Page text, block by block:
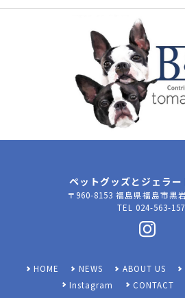
ペットグッズとジェラ
〒960-8153 福島県福島市黒
TEL 024-563-
HOME NEWS ABOUT US
Instagram
CONTACT